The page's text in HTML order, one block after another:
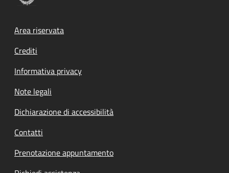
Footer menu
Area riservata
Crediti
Informativa privacy
Note legali
Dichiarazione di accessibilità
Contatti
Prenotazione appuntamento